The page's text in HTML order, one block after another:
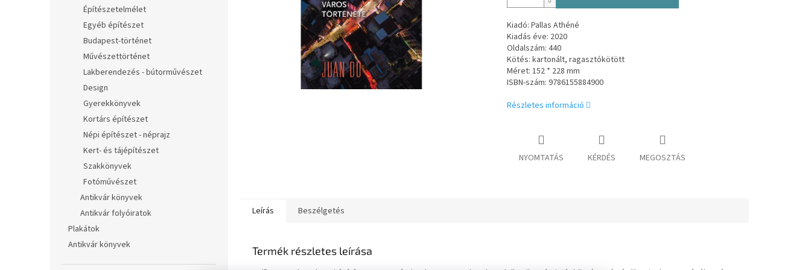
Építészetelmélet
Egyéb építészet
Budapest-történet
Művészettörténet
Lakberendezés - bútorművészet
Design
Gyerekkönyvek
Kortárs építészet
Népi építészet - néprajz
Kert- és tájépítészet
Szakkönyvek
Fotóművészet
Antikvár könyvek
Antikvár folyóiratok
Plakátok
Antikvár könyvek
Kiadó: Pallas Athéné
Kiadás éve: 2020
Oldalszám: 440
Kötés: kartonált, ragasztókötött
Méret: 152* 228 mm
ISBN-szám: 9786155884900
Részletes információ
NYOMTATÁS KÉRDÉS MEGOSZTÁS
Leírás Beszélgetés
Termék részletes leírása